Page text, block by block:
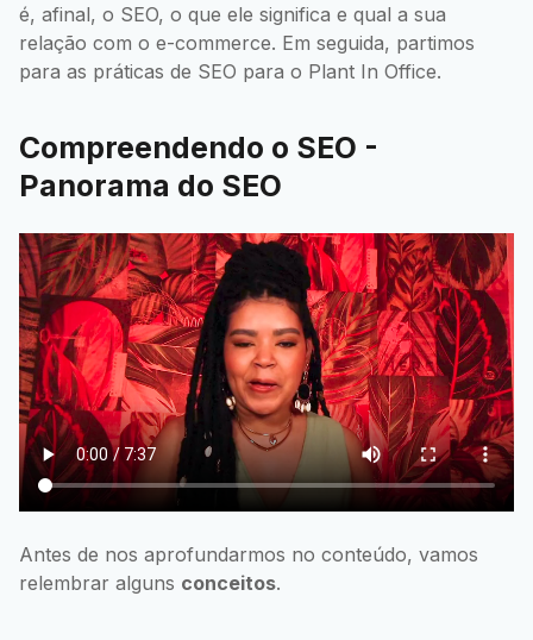
é, afinal, o SEO, o que ele significa e qual a sua
relação com o e-commerce. Em seguida, partimos
para as práticas de SEO para o Plant In Office.
Compreendendo o SEO -
Panorama do SEO
Antes de nos aprofundarmos no conteúdo, vamos
relembrar alguns conceitos.